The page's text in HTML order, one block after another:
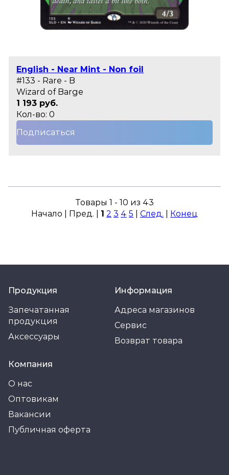
English - Near Mint - Non foil
#133 - Rare - B
Wizard of Barge
1 193 руб.
Кол-во: 0
Подписаться
Товары 1 - 10 из 43
Начало | Пред. | 1 2 3 4 5 След. Конец
Продукция
Запечатанная
продукция
Аксессуары
Информация
Адреса магазинов
Сервис
Возврат товара
Компания
О нас
Оптовикам
Вакансии
Публичная оферта